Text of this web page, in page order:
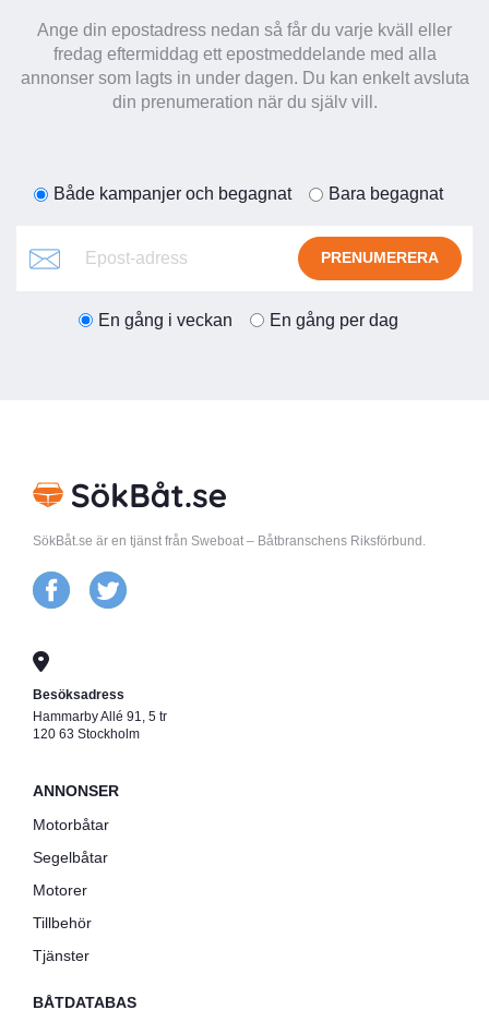
Ange din epostadress nedan så får du varje kväll eller
fredag eftermiddag ett epostmeddelande med alla
annonser som lagts in under dagen. Du kan enkelt avsluta
din prenumeration när du själv vill.
Både kampanjer och begagnat Bara begagnat
PRENUMERERA
En gång i veckan En gång per dag
SökBåt.se är en tjänst från Sweboat – Båtbranschens Riksförbund.
Besöksadress
Hammarby Allé 91, 5 tr
120 63 Stockholm
ANNONSER
Motorbåtar
Segelbåtar
Motorer
Tillbehör
Tjänster
BÅTDATABAS